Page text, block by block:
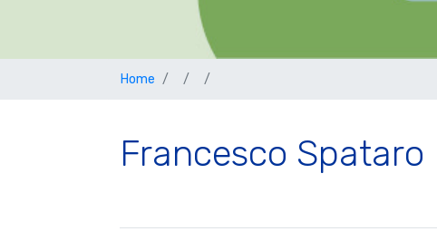
Home
Francesco Spataro